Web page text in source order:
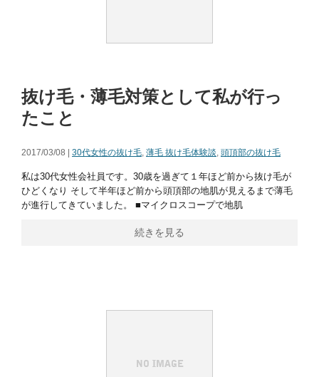
抜け毛・薄毛対策として私が行っ
たこと
2017/03/08 | 30代女性の抜け毛, 薄毛 抜け毛体験談, 頭頂部の抜け毛
私は30代女性会社員です。30歳を過ぎて１年ほど前から抜け毛が
ひどくなり そして半年ほど前から頭頂部の地肌が見えるまで薄毛
が進行してきていました。 ■マイクロスコープで地肌
続きを見る